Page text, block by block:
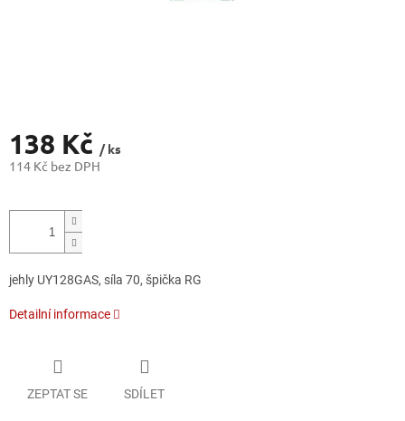
138 Kč / ks
114 Kč bez DPH
cena:
jehly UY128GAS, síla 70, špička RG
Detailní informace
ZEPTAT SE SDÍLET